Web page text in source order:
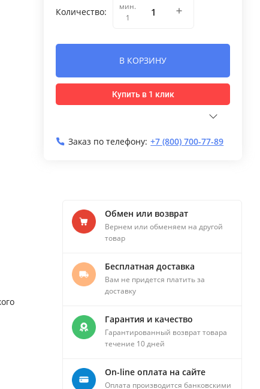
Количество:
мин.
1
В КОРЗИНУ
Купить в 1 клик
Заказ по телефону: +7 (800) 700-77-89
Обмен или возврат
Вернем или обменяем на другой
товар
Бесплатная доставка
Вам не придется платить за
доставку
Гарантия и качество
Гарантированный возврат товара
течение 10 дней
On-line оплата на сайте
Оплата производится банковскими